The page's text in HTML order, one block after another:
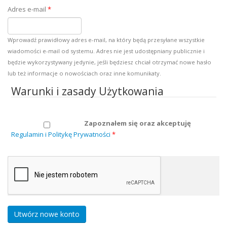
Adres e-mail *
Wprowadź prawidłowy adres e-mail, na który będą przesyłane wszystkie
wiadomości e-mail od systemu. Adres nie jest udostępniany publicznie i
będzie wykorzystywany jedynie, jeśli będziesz chciał otrzymać nowe hasło
lub też informacje o nowościach oraz inne komunikaty.
Warunki i zasady Użytkowania
Zapoznałem się oraz akceptuję
Regulamin i Politykę Prywatności *